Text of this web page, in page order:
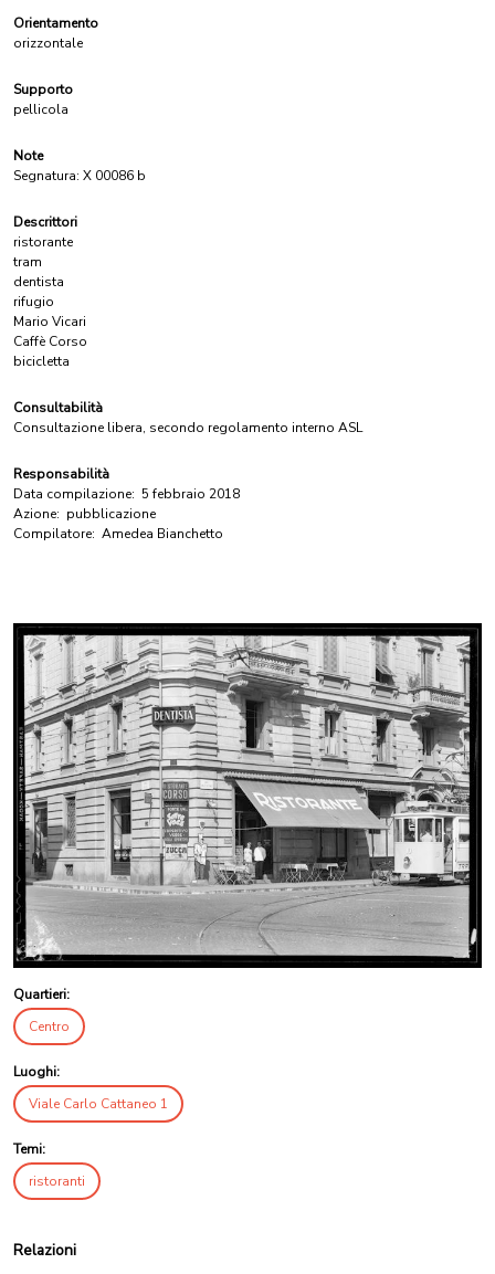
Orientamento
orizzontale
Supporto
pellicola
Note
Segnatura: X 00086 b
Descrittori
ristorante
tram
dentista
rifugio
Mario Vicari
Caffè Corso
bicicletta
Consultabilità
Consultazione libera, secondo regolamento interno ASL
Responsabilità
Data compilazione: 5 febbraio 2018
Azione: pubblicazione
Compilatore: Amedea Bianchetto
Quartieri:
Centro
Luoghi:
Viale Carlo Cattaneo 1
Temi:
ristoranti
Relazioni